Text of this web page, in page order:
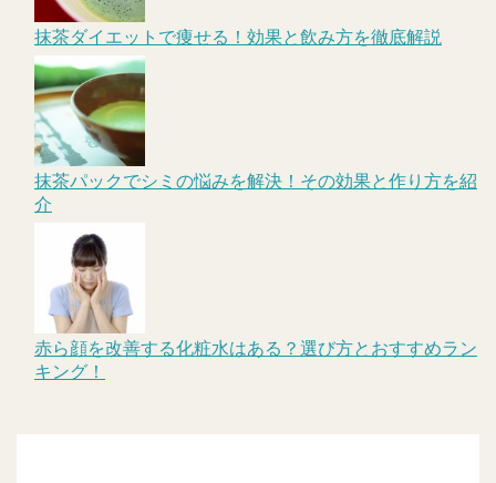
抹茶ダイエットで痩せる！効果と飲み方を徹底解説
抹茶パックでシミの悩みを解決！その効果と作り方を紹
介
赤ら顔を改善する化粧水はある？選び方とおすすめラン
キング！